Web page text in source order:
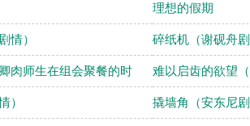
理想的假期
情） 碎纸机（谢砚舟剧
肉师生在组会聚餐的时 难以启齿的欲望（
） 撬墙角（安东尼剧